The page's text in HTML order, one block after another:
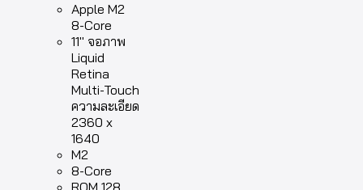
Apple M2
8-Core
11″ จอภาพ
Liquid
Retina
Multi-Touch
ความละเอียด
2360 x
1640
M2
8-Core
ROM 128